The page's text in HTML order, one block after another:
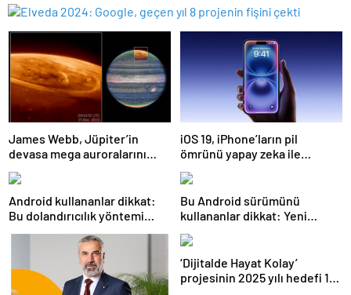
James Webb, Jüpiter’in
devasa mega auroralarını
görüntüledi
iOS 19, iPhone’ların pil
ömrünü yapay zeka ile
artıracak
Android kullananlar dikkat:
Bu dolandırıcılık yöntemi
ayda 2.5 milyon kullanıcıyı
Bu Android sürümünü
kullananlar dikkat: Yeni
telefon almanız gerekebilir
‘Dijitalde Hayat Kolay’
projesinin 2025 yılı hedefi 15